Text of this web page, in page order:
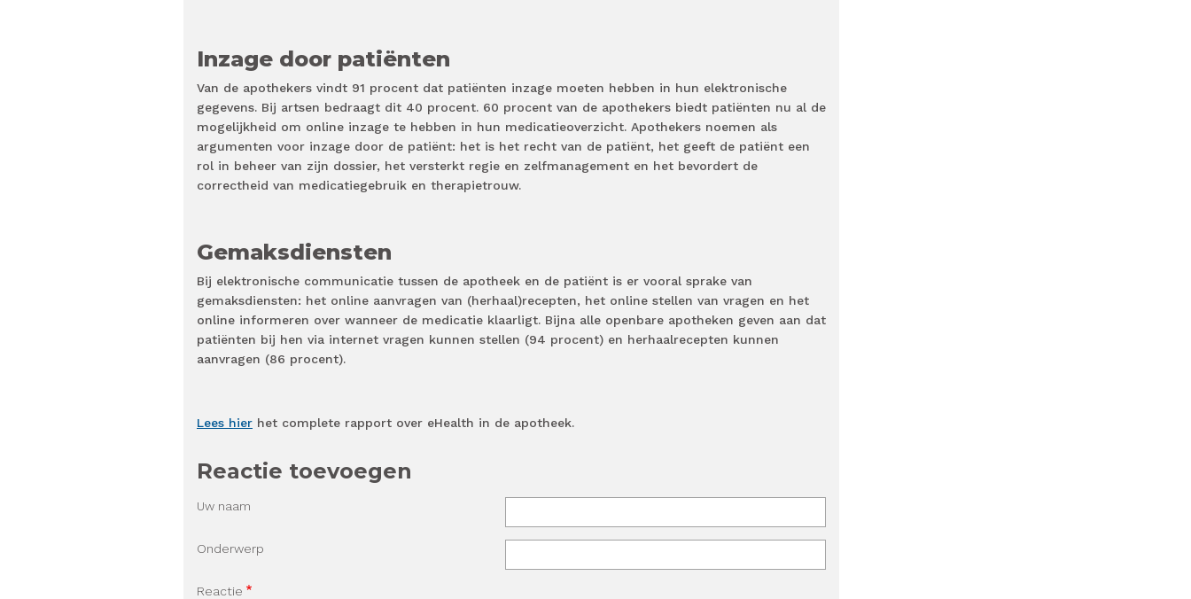
Inzage door patiënten
Van de apothekers vindt 91 procent dat patiënten inzage moeten hebben in hun elektronische
gegevens. Bij artsen bedraagt dit 40 procent. 60 procent van de apothekers biedt patiënten nu al de
mogelijkheid om online inzage te hebben in hun medicatieoverzicht. Apothekers noemen als
argumenten voor inzage door de patiënt: het is het recht van de patiënt, het geeft de patiënt een
rol in beheer van zijn dossier, het versterkt regie en zelfmanagement en het bevordert de
correctheid van medicatiegebruik en therapietrouw.
Gemaksdiensten
Bij elektronische communicatie tussen de apotheek en de patiënt is er vooral sprake van
gemaksdiensten: het online aanvragen van (herhaal)recepten, het online stellen van vragen en het
online informeren over wanneer de medicatie klaarligt. Bijna alle openbare apotheken geven aan dat
patiënten bij hen via internet vragen kunnen stellen (94 procent) en herhaalrecepten kunnen
aanvragen (86 procent).
Lees hier het complete rapport over eHealth in de apotheek.
Reactie toevoegen
Uw naam
Onderwerp
Reactie